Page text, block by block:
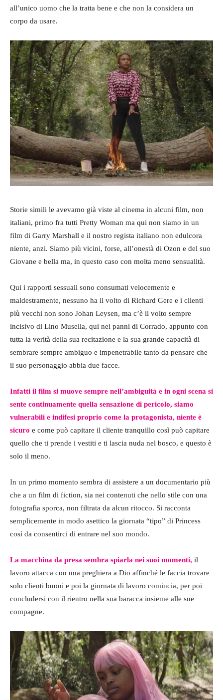
all’unico uomo che la tratta bene e che non la considera un
corpo da usare.
Storie simili le avevamo già viste al cinema in alcuni film, non
italiani, primo fra tutti Pretty Woman ma qui non siamo in un
film di Garry Marshall e il nostro regista italiano non edulcora
niente, anzi. Siamo più vicini, forse, all’onestà di Ozon e del suo
Giovane e bella ma, in questo caso con molta meno sensualità.
Qui i rapporti sessuali sono consumati velocemente e
maldestramente, nessuno ha il volto di Richard Gere e i clienti
più vecchi non sono Johan Leysen, ma c’è il volto sempre
incisivo di Lino Musella, qui nei panni di Corrado, appunto con
tutta la verità della sua recitazione e la sua grande capacità di
sembrare sempre ambiguo e impenetrabile tanto da pensare che
il suo personaggio abbia due facce.
Infatti il film si muove sempre nell’ambiguità e in ogni scena si
sente continuamente quella sensazione di pericolo, siamo
vulnerabili e indifesi proprio come la protagonista, niente è
sicuro e come può capitare il cliente tranquillo così può capitare
quello che ti prende i vestiti e ti lascia nuda nel bosco, e questo è
solo il meno.
In un primo momento sembra di assistere a un documentario più
che a un film di fiction, sia nei contenuti che nello stile con una
fotografia sporca, non filtrata da alcun ritocco. Si racconta
semplicemente in modo asettico la giornata “tipo” di Princess
così da consentirci di entrare nel suo mondo.
La macchina da presa sembra spiarla nei suoi momenti, il
lavoro attacca con una preghiera a Dio affinché le faccia trovare
solo clienti buoni e poi la giornata di lavoro comincia, per poi
concludersi con il rientro nella sua baracca insieme alle sue
compagne.